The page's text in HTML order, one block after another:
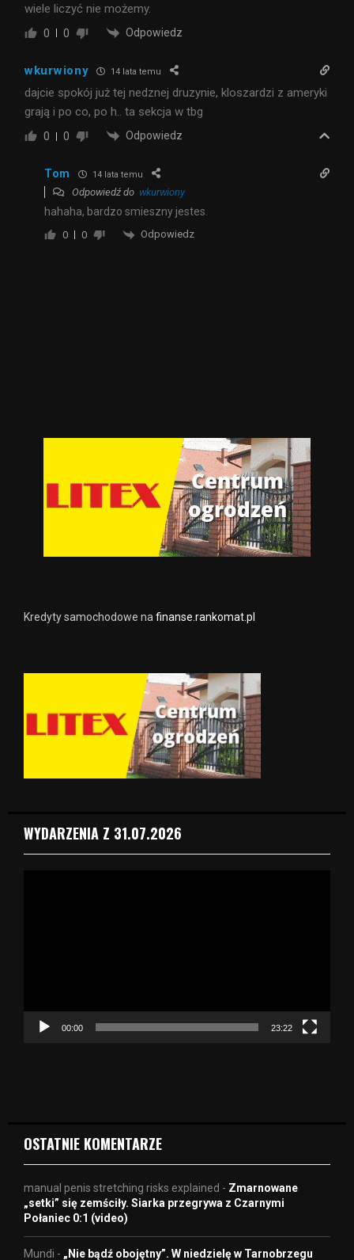
wiele liczyć nie możemy.
0 0 Odpowiedz
wkurwiony 14 lata temu
dajcie spokój już tej nedznej druzynie, kloszardzi z ameryki
grają i po co, po h.. ta sekcja w tbg
0 0 Odpowiedz
Tom 14 lata temu
Odpowiedź do wkurwiony
hahaha, bardzo smieszny jestes.
0 0 Odpowiedz
Kredyty samochodowe na finanse.rankomat.pl
WYDARZENIA Z 31.07.2026
c
00:00 23:22
OSTATNIE KOMENTARZE
manual penis stretching risks explained - Zmarnowane
„setki” się zemściły. Siarka przegrywa z Czarnymi
Połaniec 0:1 (video)
Mundi - „Nie bądź obojętny”. W niedzielę w Tarnobrzegu